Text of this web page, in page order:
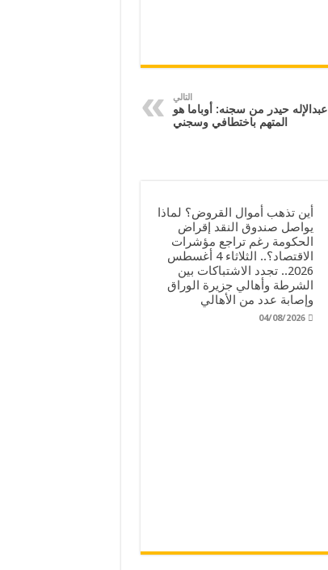
التالي
عبدالإله حيدر من سجنه: أوباما هو
المتهم باختطافي وسجني
أين تذهب أموال القروض؟ لماذا
يواصل صندوق النقد إقراض
الحكومة رغم تراجع مؤشرات
الاقتصاد؟.. الثلاثاء 4 أغسطس
2026.. تجدد الاشتباكات بين
الشرطة وأهالي جزيرة الوراق
وإصابة عدد من الأهالي
04/08/2026